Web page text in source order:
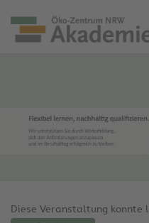
Diese Veranstaltung konnte